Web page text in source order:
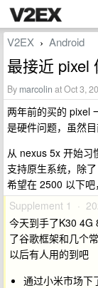
V2EX › Android
最接近 pixel
By marcolin at Oct 3,
两年前的买的 pixel
是硬件问题，虽然
从 nexus 5x 开始习
支持原生系统，除
希望在 2500 以下
Supplement 1 ·
今天到手了K30 4G
了谷歌框架和几个
以后有人用的到吧
通过小米市场下